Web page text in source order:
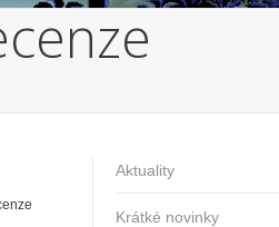
Aktuality
Krátké novinky